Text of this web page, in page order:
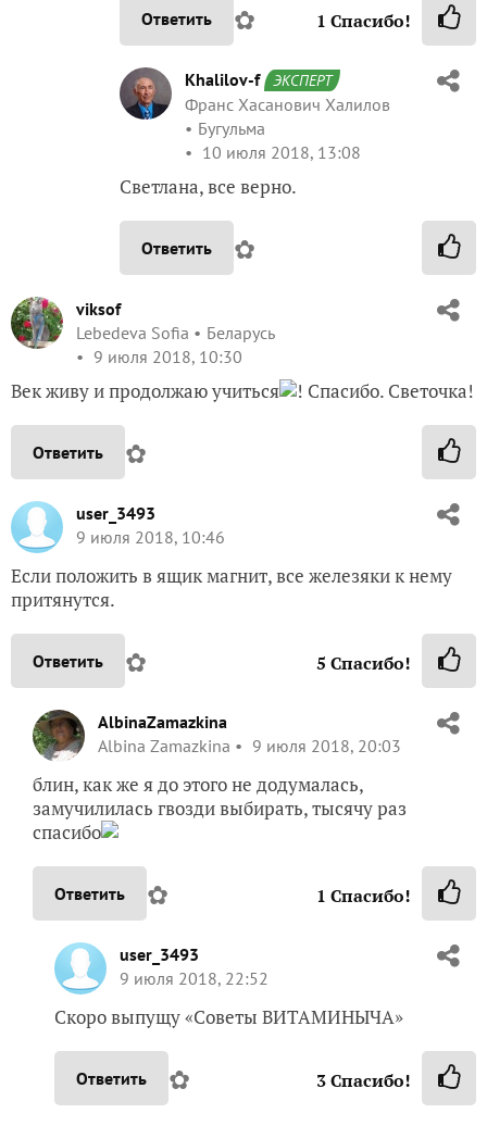
Ответить ✿ 1 Спасибо!
Khalilov-f ЭКСПЕРТ
Франс Хасанович Халилов
Бугульма
10 июля 2018, 13:08
Светлана, все верно.
Ответить ✿
viksof
Lebedeva Sofia
Беларусь
9 июля 2018, 10:30
Век живу и продолжаю учиться ! Спасибо. Светочка!
Ответить ✿
user_3493
9 июля 2018, 10:46
Если положить в ящик магнит, все железяки к нему
притянутся.
Ответить ✿ 5 Спасибо!
AlbinaZamazkina
Albina Zamazkina
9 июля 2018, 20:03
блин, как же я до этого не додумалась,
замучилилась гвозди выбирать, тысячу раз
спасибо
Ответить ✿ 1 Спасибо!
user_3493
9 июля 2018, 22:52
Скоро выпущу «Советы ВИТАМИНЫЧА»
Ответить ✿ 3Спасибо!